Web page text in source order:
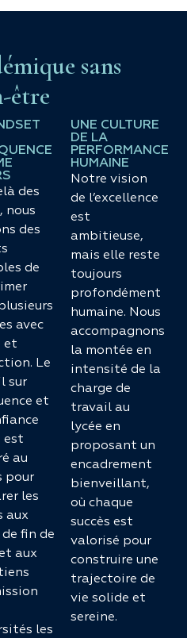
sans
être
des
nous
des
de
avec
et
Le
sur
et
est
au
pour
les
aux
fin de
aux
les
UNE CULTURE
DE LA
PERFORMANCE
HUMAINE
Notre vision
de l’excellence
est
ambitieuse,
mais elle reste
toujours
profondément
humaine. Nous
accompagnons
la montée en
intensité de la
charge de
travail au
lycée en
proposant un
encadrement
bienveillant,
où chaque
succès est
valorisé pour
construire une
trajectoire de
vie solide et
sereine.